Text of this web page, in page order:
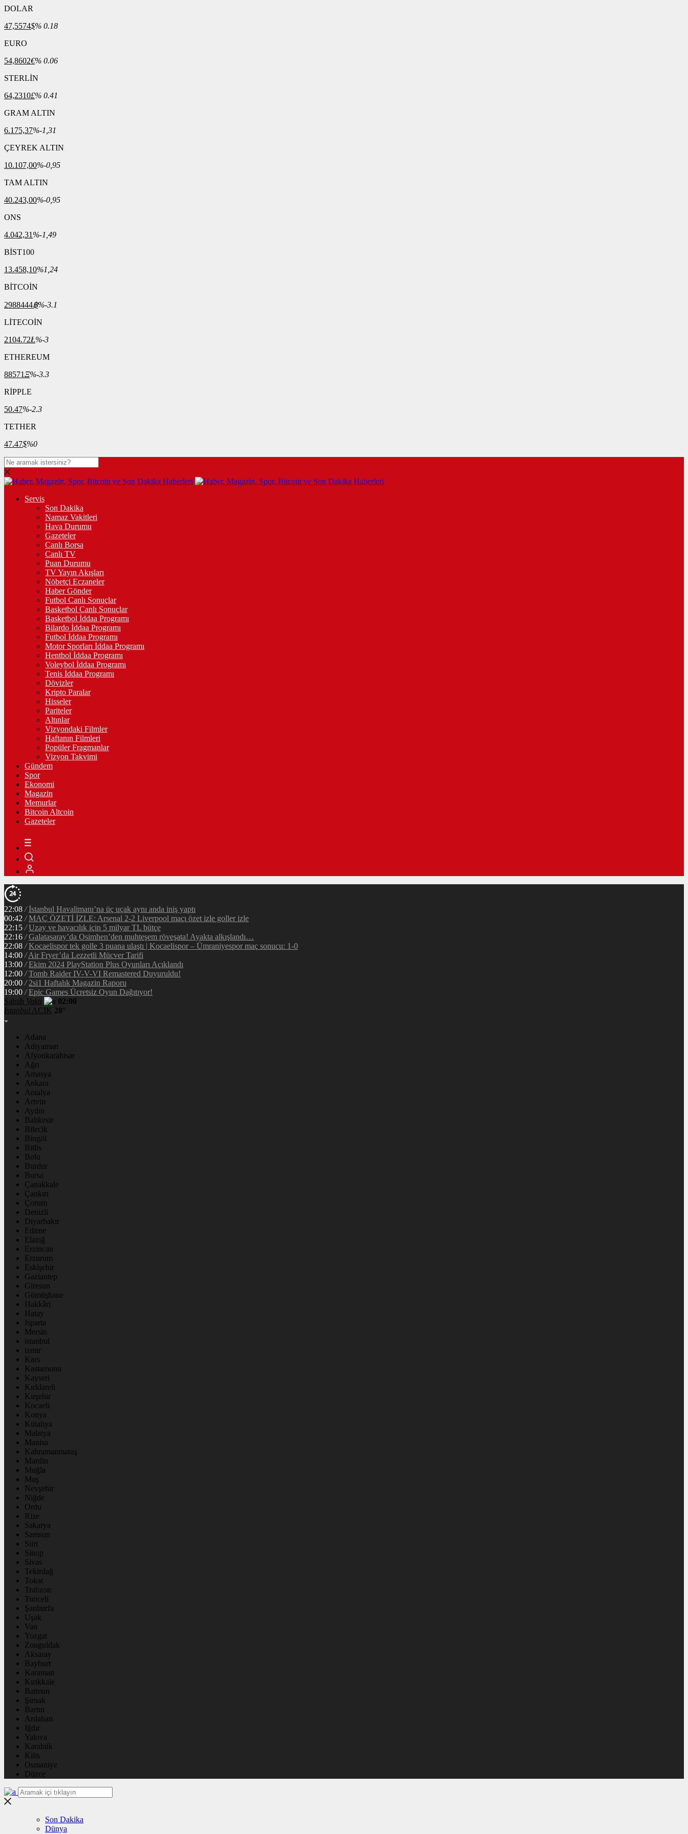
DOLAR
47,5574$% 0.18
EURO
54,8602€% 0.06
STERLİN
64,2310£% 0.41
GRAM ALTIN
6.175,37%-1,31
ÇEYREK ALTIN
10.107,00%-0,95
TAM ALTIN
40.243,00%-0,95
ONS
4.042,31 %-1,49
BİST100
13.458,10%1,24
BİTCOİN
2988444฿%-3.1
LİTECOİN
2104.72Ł%-3
ETHEREUM
88571Ξ%-3.3
RİPPLE
50.47%-2.3
TETHER
47.47$%0
Servis
Son Dakika
Namaz Vakitleri
Hava Durumu
Gazeteler
Canlı Borsa
Canlı TV
Puan Durumu
TV Yayın Akışları
Nöbetçi Eczaneler
Haber Gönder
Futbol Canlı Sonuçlar
Basketbol Canlı Sonuçlar
Basketbol İddaa Programı
Bilardo İddaa Programı
Futbol İddaa Programı
Motor Sporları İddaa Programı
Hentbol İddaa Programı
Voleybol İddaa Programı
Tenis İddaa Programı
Dövizler
Kripto Paralar
Hisseler
Pariteler
Altınlar
Vizyondaki Filmler
Haftanın Filmleri
Popüler Fragmanlar
Vizyon Takvimi
Gündem
Spor
Ekonomi
Magazin
Memurlar
Bitcoin Altcoin
Gazeteler
22:08 / İstanbul Havalimanı’na üç uçak aynı anda iniş yaptı
00:42 / MAÇ ÖZETİ İZLE: Arsenal 2-2 Liverpool maçı özet izle goller izle
22:15 / Uzay ve havacılık için 5 milyar TL bütçe
22:16 / Galatasaray’da Osimhen’den muhteşem röveşata! Ayakta alkışlandı…
22:08 / Kocaelispor tek golle 3 puana ulaştı | Kocaelispor – Ümraniyespor maç sonucu: 1-0
14:00 / Air Fryer’da Lezzetli Mücver Tarifi
13:00 / Ekim 2024 PlayStation Plus Oyunları Açıklandı
12:00 / Tomb Raider IV-V-VI Remastered Duyuruldu!
20:00 / 2si1 Haftalık Magazin Raporu
19:00 / Epic Games Ücretsiz Oyun Dağıtıyor!
Sabah Vakti
02:00
İstanbul AÇIK 28°
Adana
Adıyaman
Afyonkarahisar
Ağrı
Amasya
Ankara
Antalya
Artvin
Aydın
Balıkesir
Bilecik
Bingöl
Bitlis
Bolu
Burdur
Bursa
Çanakkale
Çankırı
Çorum
Denizli
Diyarbakır
Edirne
Elazığ
Erzincan
Erzurum
Eskişehir
Gaziantep
Giresun
Gümüşhane
Hakkâri
Hatay
Isparta
Mersin
istanbul
izmir
Kars
Kastamonu
Kayseri
Kırklareli
Kırşehir
Kocaeli
Konya
Kütahya
Malatya
Manisa
Kahramanmaraş
Mardin
Muğla
Muş
Nevşehir
Niğde
Ordu
Rize
Sakarya
Samsun
Siirt
Sinop
Sivas
Tekirdağ
Tokat
Trabzon
Tunceli
Şanlıurfa
Uşak
Van
Yozgat
Zonguldak
Aksaray
Bayburt
Karaman
Kırıkkale
Batman
Şırnak
Bartın
Ardahan
Iğdır
Yalova
Karabük
Kilis
Osmaniye
Düzce
Son Dakika
Dünya